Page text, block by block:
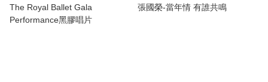
The Royal Ballet Gala
Performance黑膠唱片
張國榮-當年情 有誰共鳴